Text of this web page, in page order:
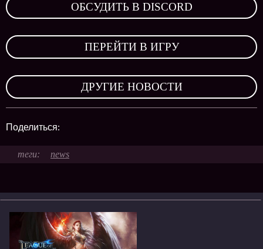
ОБСУДИТЬ В DISCORD
ПЕРЕЙТИ В ИГРУ
ДРУГИЕ НОВОСТИ
Поделиться:
news